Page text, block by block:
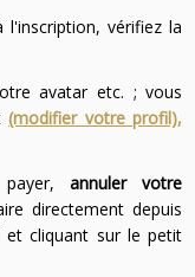
vérifiez la
avatar etc. ; vous
(modifier votre profil),
payer,annuler votre
directement depuis
et cliquant sur le petit